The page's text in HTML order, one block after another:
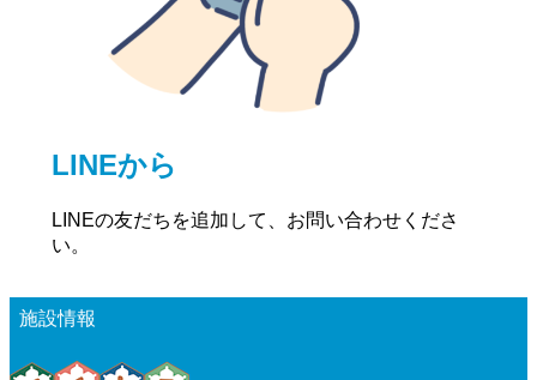
LINEから
LINEの友だちを追加して、お問い合わせくださ
い。
施設情報